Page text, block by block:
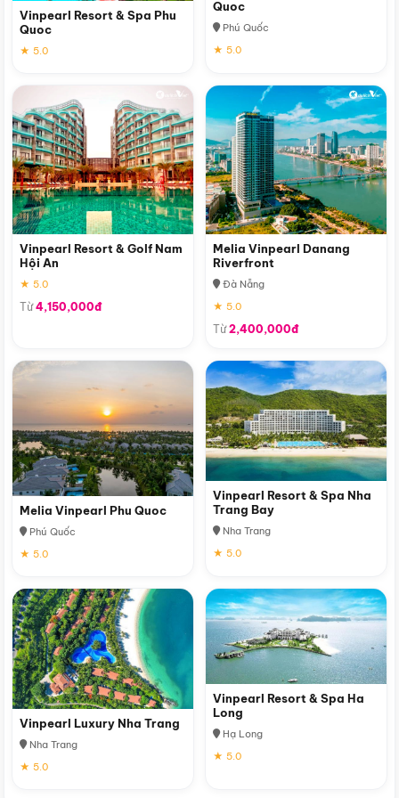
Vinpearl Resort & Spa Phu
Quoc
★ 5.0
Quoc
Phú Quốc
★ 5.0
Vinpearl Resort & Golf Nam
Hội An
★ 5.0
Từ4,150,000đ
Melia Vinpearl Danang
Riverfront
Đà Nẵng
★ 5.0
Từ2,400,000đ
Melia Vinpearl Phu Quoc
Phú Quốc
★ 5.0
Vinpearl Resort & Spa Nha
Trang Bay
Nha Trang
★ 5.0
Vinpearl Luxury Nha Trang
Nha Trang
★ 5.0
Vinpearl Resort & Spa Ha
Long
Hạ Long
★ 5.0